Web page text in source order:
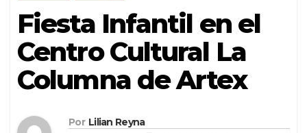
Fiesta Infantil en el
Centro Cultural La
Columna de Artex
Por Lilian Reyna